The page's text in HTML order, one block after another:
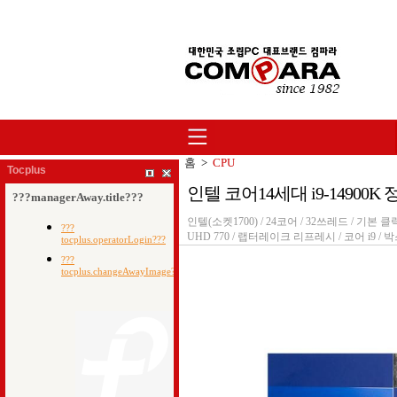
홈 > CPU
인텔 코어14세대 i9-14900K
인텔(소켓1700) / 24코어 / 32쓰레드 / 기본
UHD 770 / 랩터레이크 리프레시 / 코어 i9 /
Tocplus